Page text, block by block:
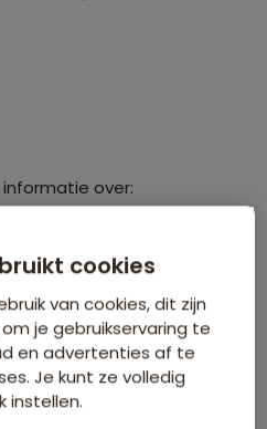
informatie over:
per persoon
cookies
van cookies, dit zijn
je gebruikservaring te
en advertenties af te
Je kunt ze volledig
instellen.